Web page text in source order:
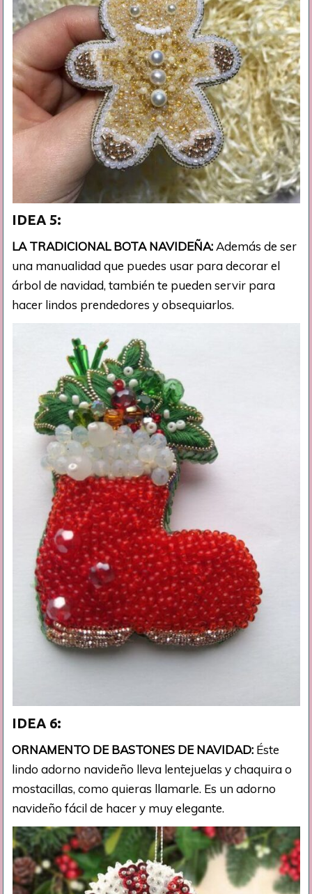
IDEA 5:
LA TRADICIONAL BOTA NAVIDEÑA: Además de ser
una manualidad que puedes usar para decorar el
árbol de navidad, también te pueden servir para
hacer lindos prendedores y obsequiarlos.
IDEA 6:
ORNAMENTO DE BASTONES DE NAVIDAD: Éste
lindo adorno navideño lleva lentejuelas y chaquira o
mostacillas, como quieras llamarle. Es un adorno
navideño fácil de hacer y muy elegante.